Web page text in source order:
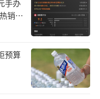
蛋白深加工领域走
统从奶酪加工副产
直接从飞鹤自有牧
。
动了乳蛋白深加工
手办
销海
预算